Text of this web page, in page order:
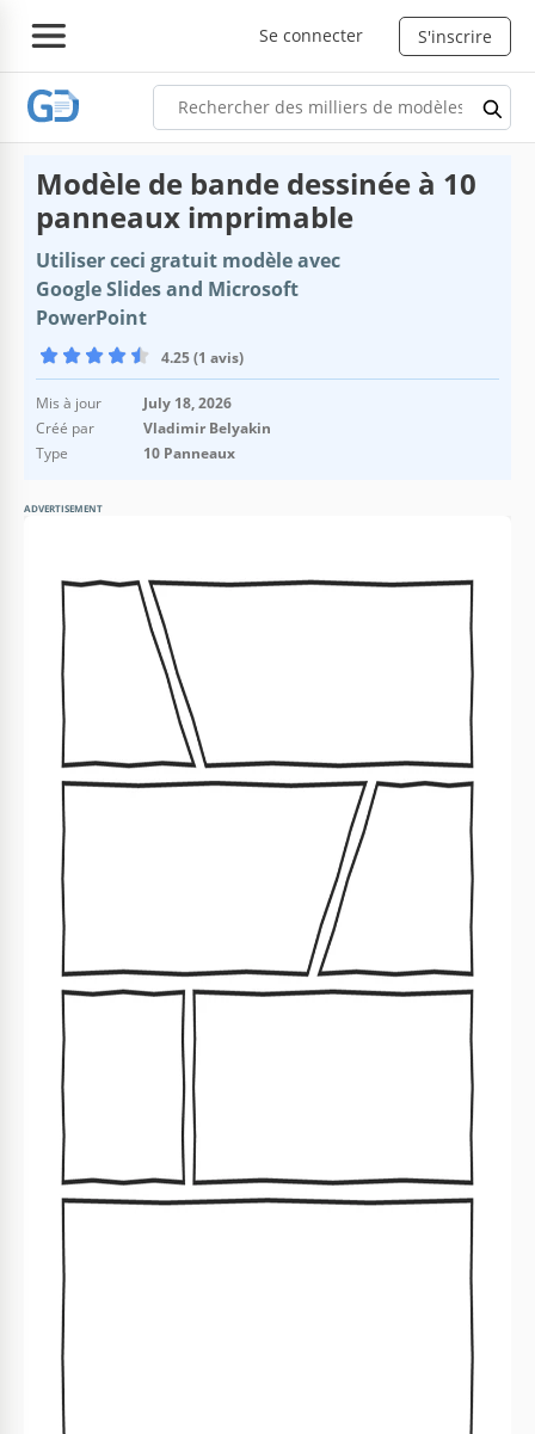
Se connecter S'inscrire
Modèle de bande dessinée à 10
panneaux imprimable
Utiliser ceci gratuit modèle avec
Google Slides and Microsoft
PowerPoint
4.25 (1 avis)
Mis à jour
July 18, 2026
Créé par
Vladimir Belyakin
Type
10 Panneaux
ADVERTISEMENT